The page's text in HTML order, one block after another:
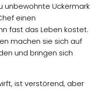
unbewohnte Uckermark
einen
fast das Leben kostet.
machen sie sich auf
und bringen sich
ist verstörend, aber